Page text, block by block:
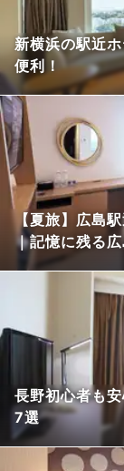
新横浜の駅近
便利！
【夏旅】広島
｜記憶に残る
長野初心者も
7選